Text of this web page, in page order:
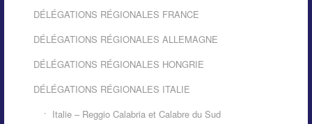
DÉLÉGATIONS RÉGIONALES FRANCE
DÉLÉGATIONS RÉGIONALES ALLEMAGNE
DÉLÉGATIONS RÉGIONALES HONGRIE
DÉLÉGATIONS RÉGIONALES ITALIE
Italie – Reggio Calabria et Calabre du Sud